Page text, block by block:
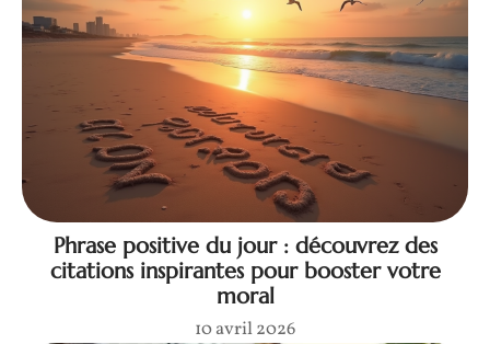
Phrase positive du jour : découvrez des
citations inspirantes pour booster votre
moral
10 avril 2026